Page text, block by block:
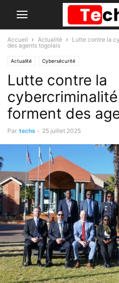
Accueil Actualité
Lutte contre la
des agents togolais
Actualité Cybersécurité
Lutte contre la
cybercriminalité
forment des
Par techs - 25 juillet 2025